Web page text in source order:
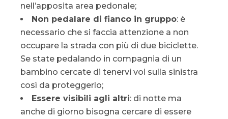
nell’apposita area pedonale;
Non pedalare di fianco in gruppo: è
necessario che si faccia attenzione a non
occupare la strada con più di due biciclette.
Se state pedalando in compagnia di un
bambino cercate di tenervi voi sulla sinistra
così da proteggerlo;
Essere visibili agli altri: di notte ma
anche di giorno bisogna cercare di essere